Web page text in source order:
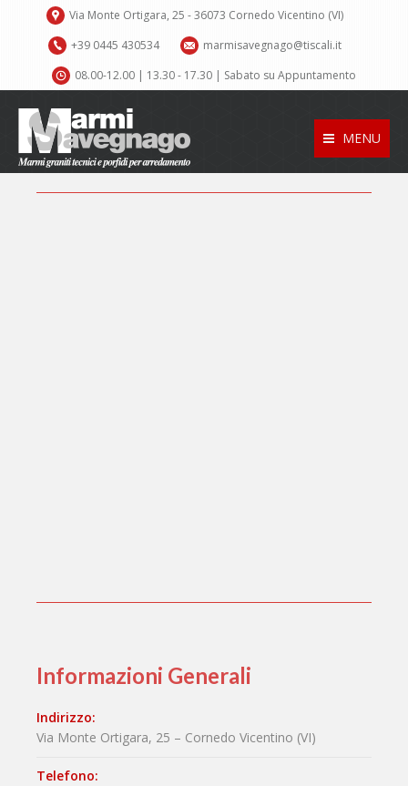
Via Monte Ortigara, 25 - 36073 Cornedo Vicentino (VI)
+39 0445 430534
marmisavegnago@tiscali.it
08.00-12.00 | 13.30 - 17.30 | Sabato su Appuntamento
MENU
Informazioni Generali
Indirizzo:
Via Monte Ortigara, 25 – Cornedo Vicentino (VI)
Telefono: